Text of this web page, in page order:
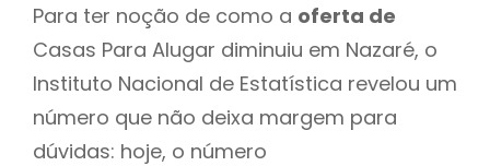
Para ter noção de como a oferta de
Casas Para Alugar diminuiu em Nazaré, o
Instituto Nacional de Estatística revelou um
número que não deixa margem para
dúvidas: hoje, o número